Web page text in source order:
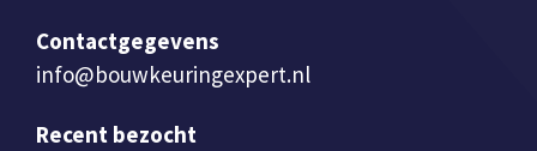
Contactgegevens
info@bouwkeuringexpert.nl
Recent bezocht